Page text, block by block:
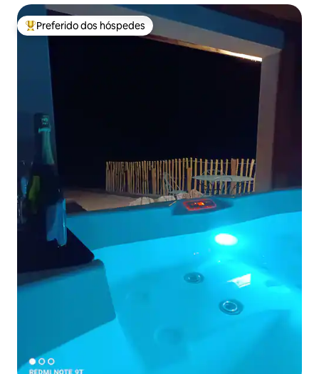
Entre os melhores preferidos dos hóspedes
Preferido dos hóspedes